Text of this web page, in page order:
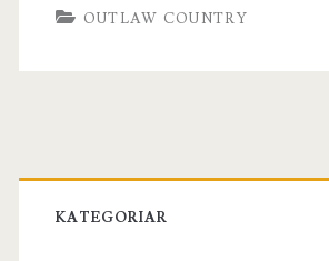
OUTLAW COUNTRY
Primary
Sidebar
KATEGORIAR